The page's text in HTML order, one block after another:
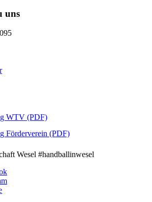
uns
WTV (PDF)
Förderverein (PDF)
Wesel #handballinwesel